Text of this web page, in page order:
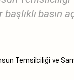
basın
Temsilciliği ve